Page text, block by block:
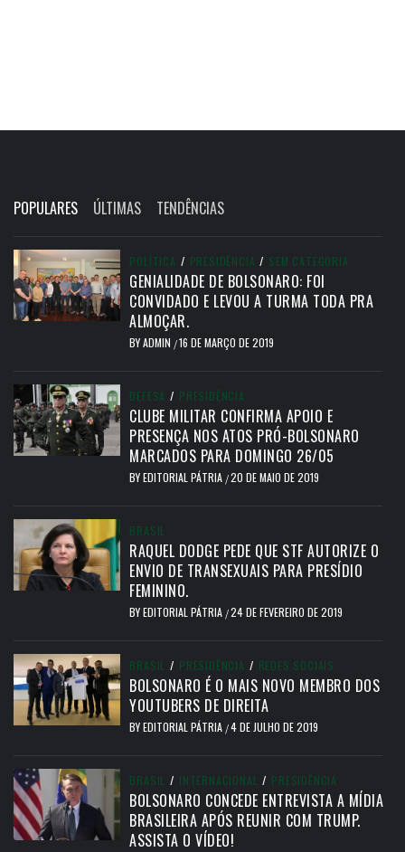
POPULARES ÚLTIMAS TENDÊNCIAS
POLÍTICA / PRESIDÊNCIA / SEM CATEGORIA
GENIALIDADE DE BOLSONARO: FOI
CONVIDADO E LEVOU A TURMA TODA PRA
ALMOÇAR.
BYADMIN /16 DE MARÇO DE 2019
DEFESA / PRESIDÊNCIA
CLUBE MILITAR CONFIRMA APOIO E
PRESENÇA NOS ATOS PRÓ-BOLSONARO
MARCADOS PARA DOMINGO 26/05
BYEDITORIAL PÁTRIA /20 DE MAIO DE 2019
BRASIL
RAQUEL DODGE PEDE QUE STF AUTORIZE O
ENVIO DE TRANSEXUAIS PARA PRESÍDIO
FEMININO.
BYEDITORIAL PÁTRIA /24 DE FEVEREIRO DE 2019
BRASIL / PRESIDÊNCIA / REDES SOCIAIS
BOLSONARO É O MAIS NOVO MEMBRO DOS
YOUTUBERS DE DIREITA
BYEDITORIAL PÁTRIA /4 DE JULHO DE 2019
BRASIL / INTERNACIONAL / PRESIDÊNCIA
BOLSONARO CONCEDE ENTREVISTA A MÍDIA
BRASILEIRA APÓS REUNIR COM TRUMP.
ASSISTA O VÍDEO!